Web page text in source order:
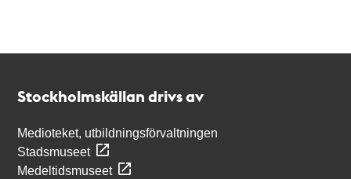
Stockholmskällan drivs av
Medioteket, utbildningsförvaltningen
Stadsmuseet
Medeltidsmuseet